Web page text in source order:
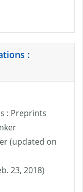
:
: Preprints
(updated on
23, 2018)